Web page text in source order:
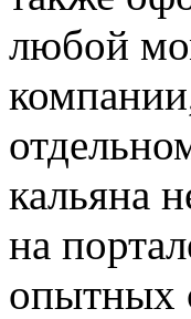
любой
кальяна
на
опытных